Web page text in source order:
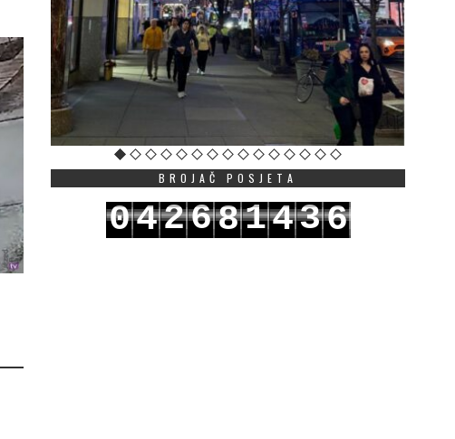
BROJAČ POSJETA
042681436